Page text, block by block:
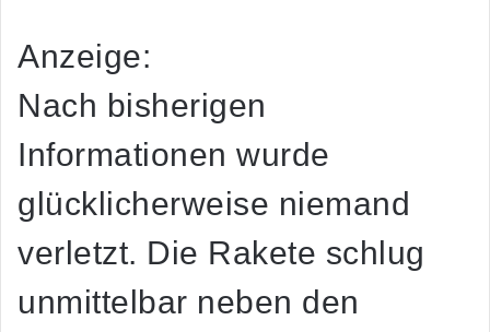
Anzeige:
Nach bisherigen
Informationen wurde
glücklicherweise niemand
verletzt. Die Rakete schlug
unmittelbar neben den